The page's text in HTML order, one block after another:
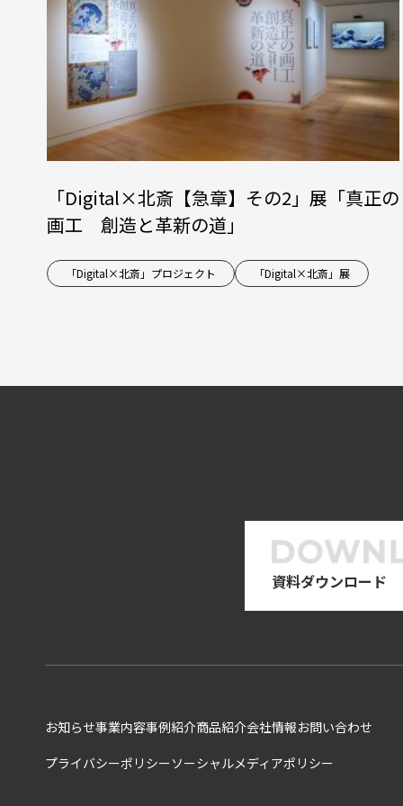
「Digital×北斎【急章】その2」展「真正の
画工 創造と革新の道」
「Digital×北斎」プロジェクト 「Digital×北斎」展
資料ダウンロード
お知らせ事業内容事例紹介商品紹介会社情報お問い合わせ
プライバシーポリシーソーシャルメディアポリシー